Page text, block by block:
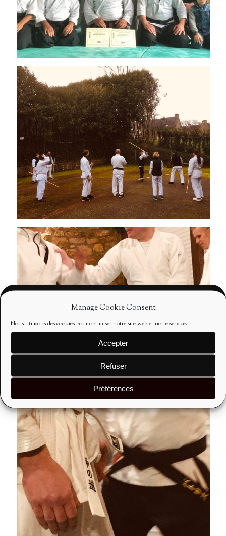
Manage Cookie Consent
Nous utilisons des cookies pour optimiser notre site web et notre service.
Accepter
Refuser
Préférences